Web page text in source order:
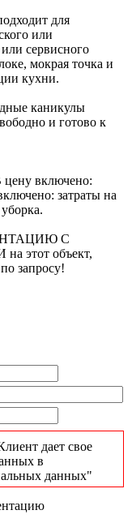
для
или
сервисного
мокрая точка и
кухни.
каникулы
и готово к
цену включено:
затраты на
С
объект,
запросу!
дает свое
в
данных"